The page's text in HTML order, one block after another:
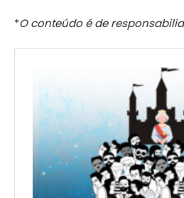
*O conteúdo é de